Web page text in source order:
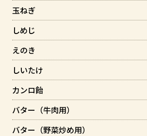
玉ねぎ
しめじ
えのき
しいたけ
カンロ飴
バター（牛肉用）
バター（野菜炒め用）